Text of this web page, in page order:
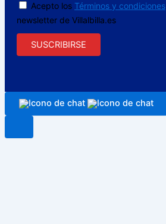
Acepto los Términos y condiciones
newsletter de Villalbilla.es
SUSCRIBIRSE